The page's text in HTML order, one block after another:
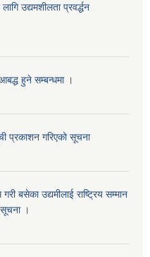
उद्यमशीलता प्रवर्द्धन
हुने सम्बन्धमा ।
प्रकाशन गरिएको सूचना
बसेका उद्यमीलाई राष्ट्रिय सम्मान
।